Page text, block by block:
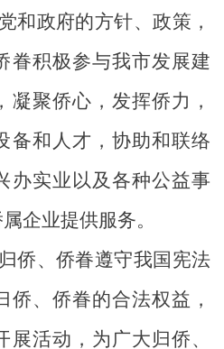
和政府的方针、政策，
眷积极参与我市发展建
凝聚侨心，发挥侨力，
备和人才，协助和联络
办实业以及各种公益事
企业提供服务。
侨、侨眷遵守我国宪法
侨、侨眷的合法权益，
活动，为广大归侨、